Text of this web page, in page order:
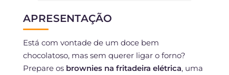
APRESENTAÇÃO
Está com vontade de um doce bem
chocolatoso, mas sem querer ligar o forno?
Prepare os brownies na fritadeira elétrica, uma